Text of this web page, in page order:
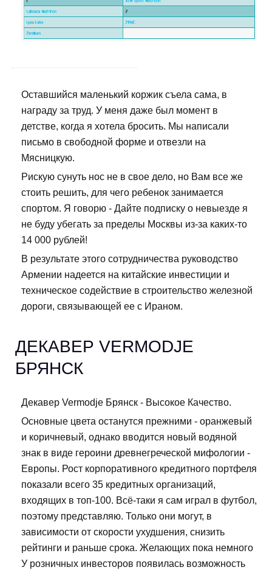
Оставшийся маленький коржик съела сама, в
награду за труд. У меня даже был момент в
детстве, когда я хотела бросить. Мы написали
письмо в свободной форме и отвезли на
Мясницкую.
Рискую сунуть нос не в свое дело, но Вам все же
стоить решить, для чего ребенок занимается
спортом. Я говорю - Дайте подписку о невыезде я
не буду убегать за пределы Москвы из-за каких-то
14 000 рублей!
В результате этого сотрудничества руководство
Армении надеется на китайские инвестиции и
техническое содействие в строительство железной
дороги, связывающей ее с Ираном.
ДЕКАВЕР VERMODJE
БРЯНСК
Декавер Vermodje Брянск - Высокое Качество.
Основные цвета останутся прежними - оранжевый
и коричневый, однако вводится новый водяной
знак в виде героини древнегреческой мифологии -
Европы. Рост корпоративного кредитного портфеля
показали всего 35 кредитных организаций,
входящих в топ-100. Всё-таки я сам играл в футбол,
поэтому представляю. Только они могут, в
зависимости от скорости ухудшения, снизить
рейтинги и раньше срока. Желающих пока немного
У розничных инвесторов появилась возможность